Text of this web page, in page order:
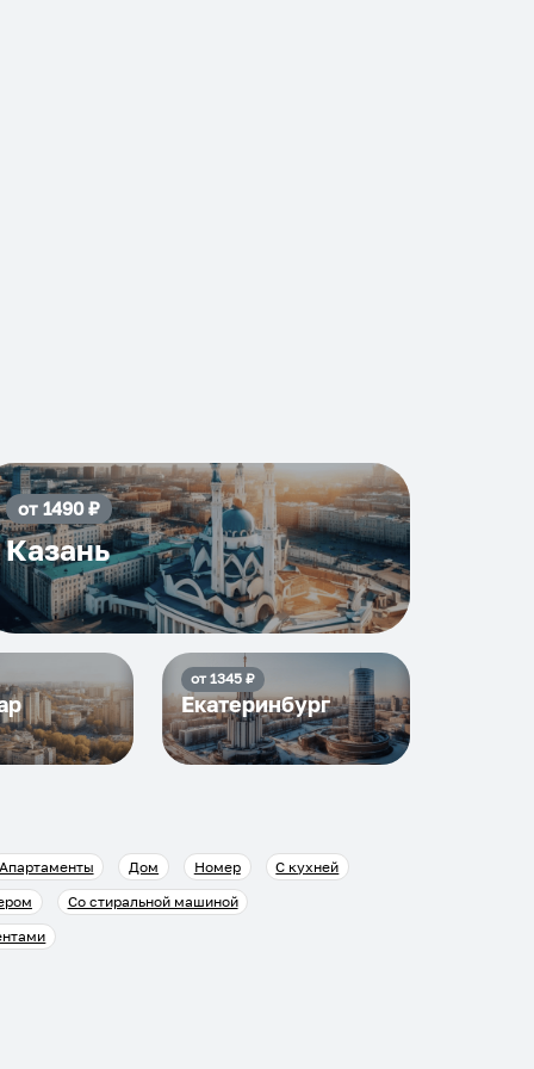
от1490₽
Казань
от 1345₽
Екатеринбург
Дом Номер
С кухней
Со стиральной машиной